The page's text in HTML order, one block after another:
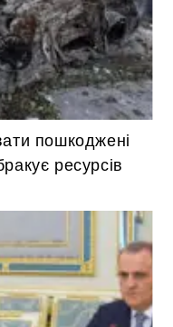
пошкоджені
ресурсів